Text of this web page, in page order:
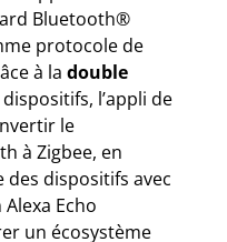
Bluetooth®
protocole de
à la double
l’appli de
le
à Zigbee, en
dispositifs avec
Echo
un écosystème